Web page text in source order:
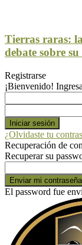
Tierras raras:
debate sobre
Registrarse
¡Bienvenido!
¿Olvidaste tu
Recuperación de
Recuperar su
El password fue